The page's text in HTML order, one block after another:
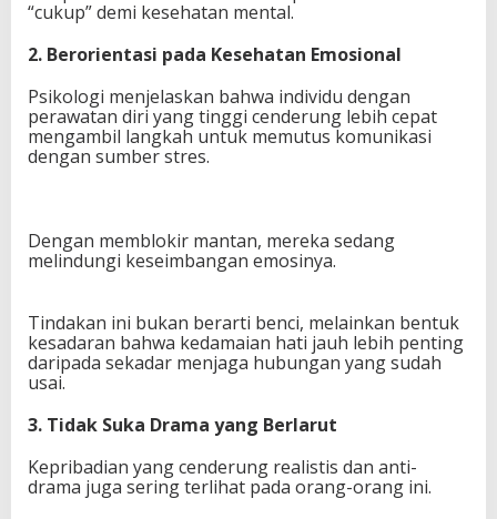
“cukup” demi kesehatan mental.
2. Berorientasi pada Kesehatan Emosional
Psikologi menjelaskan bahwa individu dengan
perawatan diri yang tinggi cenderung lebih cepat
mengambil langkah untuk memutus komunikasi
dengan sumber stres.
Dengan memblokir mantan, mereka sedang
melindungi keseimbangan emosinya.
Tindakan ini bukan berarti benci, melainkan bentuk
kesadaran bahwa kedamaian hati jauh lebih penting
daripada sekadar menjaga hubungan yang sudah
usai.
3. Tidak Suka Drama yang Berlarut
Kepribadian yang cenderung realistis dan anti-
drama juga sering terlihat pada orang-orang ini.